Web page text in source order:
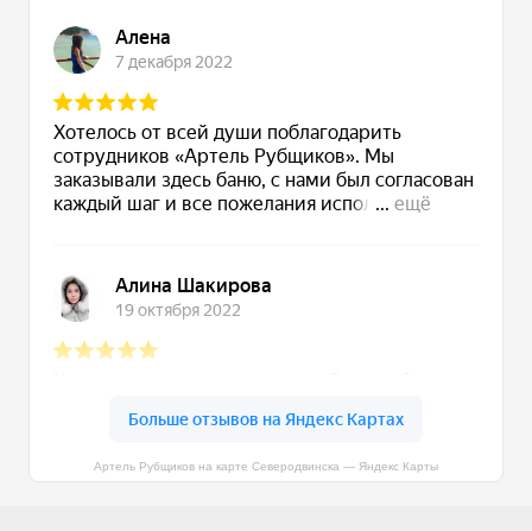
Артель Рубщиков на карте Северодвинска — Яндекс Карты